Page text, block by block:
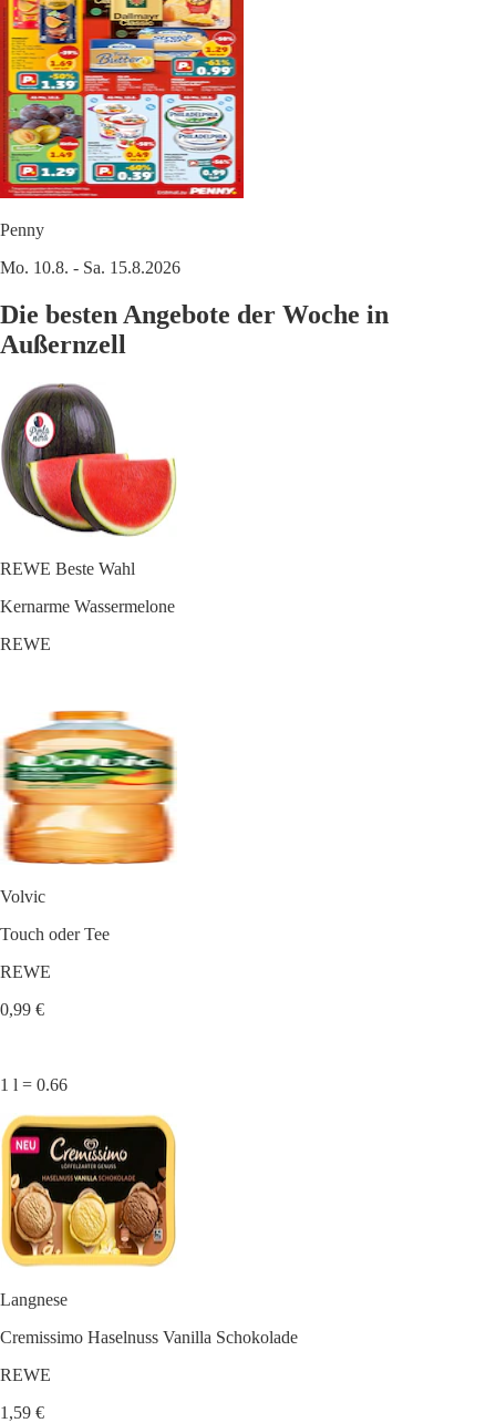
Penny
Mo. 10.8. - Sa. 15.8.2026
Die besten Angebote der Woche in
Außernzell
REWE Beste Wahl
Kernarme Wassermelone
REWE
Volvic
Touch oder Tee
REWE
0,99 €
1 l = 0.66
Langnese
Cremissimo Haselnuss Vanilla Schokolade
REWE
1,59 €